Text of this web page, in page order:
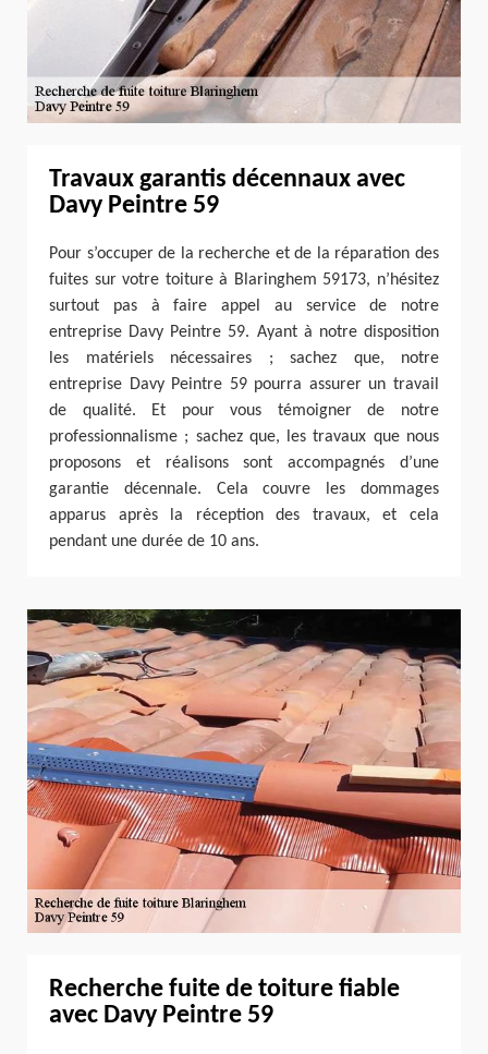
Travaux garantis décennaux avec
Davy Peintre 59
Pour s’occuper de la recherche et de la réparation des
fuites sur votre toiture à Blaringhem 59173, n’hésitez
surtout pas à faire appel au service de notre
entreprise Davy Peintre 59. Ayant à notre disposition
les matériels nécessaires ; sachez que, notre
entreprise Davy Peintre 59 pourra assurer un travail
de qualité. Et pour vous témoigner de notre
professionnalisme ; sachez que, les travaux que nous
proposons et réalisons sont accompagnés d’une
garantie décennale. Cela couvre les dommages
apparus après la réception des travaux, et cela
pendant une durée de 10 ans.
Recherche fuite de toiture fiable
avec Davy Peintre 59